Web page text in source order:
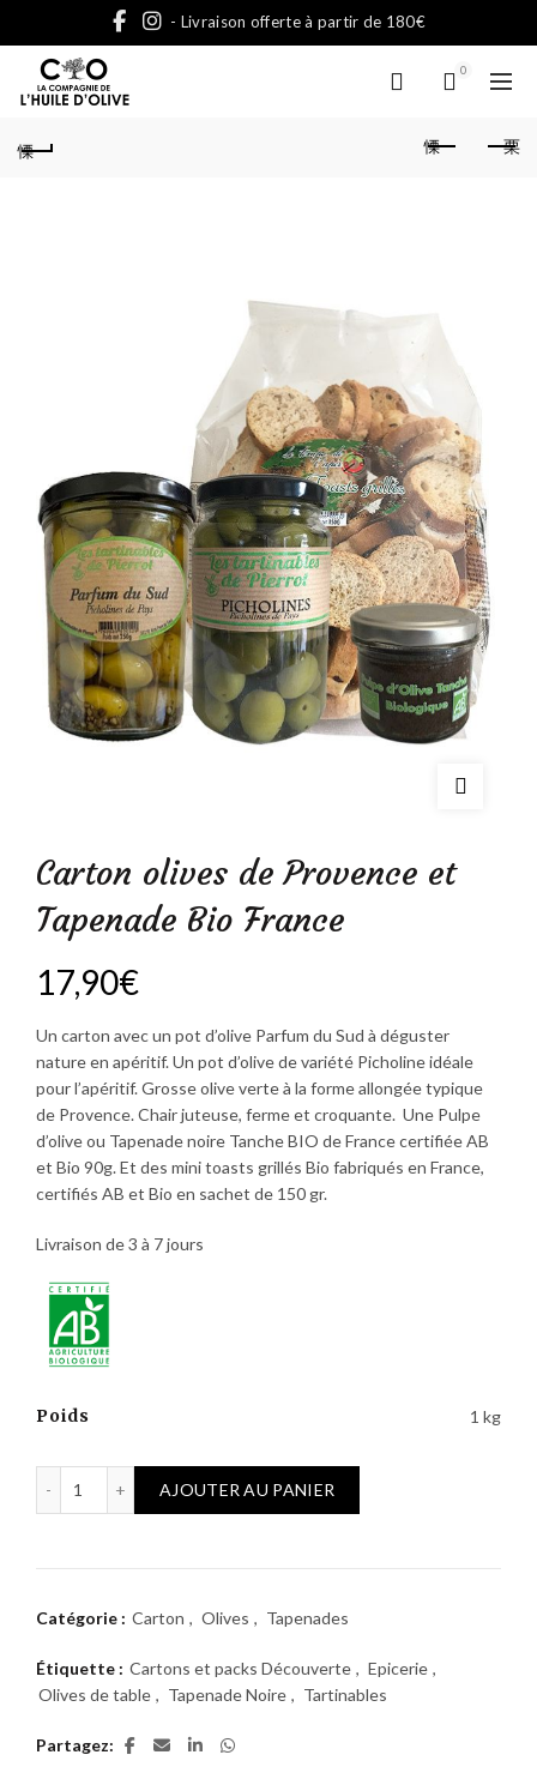
- Livraison offerte à partir de 180€
0
Carton olives de Provence et
Tapenade Bio France
17,90€
Un carton avec un pot d’olive Parfum du Sud à déguster
nature en apéritif. Un pot d’olive de variété Picholine idéale
pour l’apéritif. Grosse olive verte à la forme allongée typique
de Provence. Chair juteuse, ferme et croquante. Une Pulpe
d’olive ou Tapenade noire Tanche BIO de France certifiée AB
et Bio 90g. Et des mini toasts grillés Bio fabriqués en France,
certifiés AB et Bio en sachet de 150 gr.
Livraison de 3 à 7 jours
Poids 1 kg
AJOUTER AU PANIER
Catégorie : Carton , Olives , Tapenades
Étiquette : Cartons et packs Découverte , Epicerie ,
Olives de table , Tapenade Noire , Tartinables
Partagez